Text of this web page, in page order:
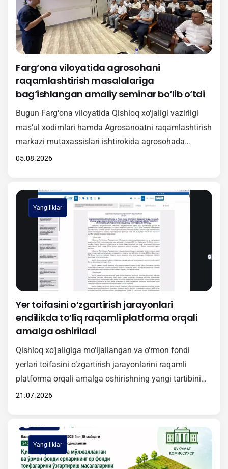
Farg‘ona viloyatida agrosohani
raqamlashtirish masalalariga
bag‘ishlangan amaliy seminar bo‘lib o‘tdi
Bugun Farg‘ona viloyatida Qishloq xo‘jaligi vazirligi
mas’ul xodimlari hamda Agrosanoatni raqamlashtirish
markazi mutaxassislari ishtirokida agrosohada
raqamli texnologiyalarni keng joriy etishga qaratilgan
hududlarda samarali tatbiq etish, undan foydalanish
tartibi hamda ushbu platformaning amaliy ahamiyati
haqida batafsil ma’lumot berildi. Shuningdek, seminar
doirasida O‘zbekiston Respublikasi Vazirlar
Mahkamasining 381-sonli…
05.08.2026
Yangiliklar
Yer toifasini o‘zgartirish jarayonlari
endilikda to‘liq raqamli platforma orqali
amalga oshiriladi
Qishloq xo‘jaligiga mo‘ljallangan va o‘rmon fondi
yerlari toifasini o‘zgartirish jarayonlarini raqamli
platforma orqali amalga oshirishning yangi tartibini
amaliyotga samarali joriy etish maqsadida onlayn
bilan tasdiqlangan Nizomning mazmun-mohiyati
yuzasidan batafsil ma’lumot berildi. Unga muvofiq,
2026-yil 1-iyuldan boshlab qishloq xo‘jaligiga
21.07.2026
Yangiliklar